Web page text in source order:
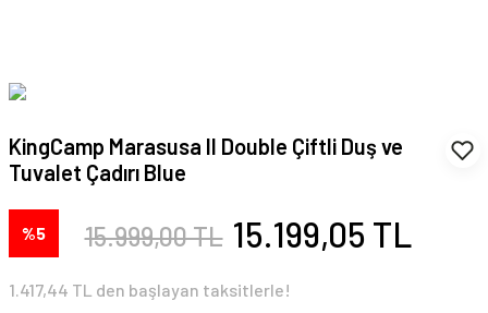
KingCamp Marasusa II Double Çiftli Duş ve
Tuvalet Çadırı Blue
%5 15.999,00 TL 15.199,05 TL
1.417,44 TL den başlayan taksitlerle!